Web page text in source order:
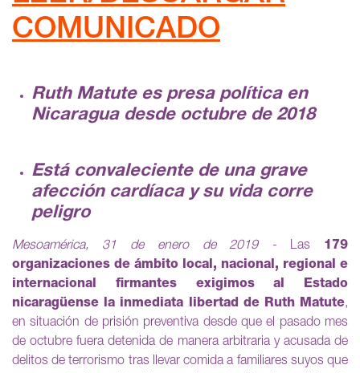
COMUNICADO
Ruth Matute es presa política en
Nicaragua desde octubre de 2018
Está convaleciente de una grave
afección cardíaca y su vida corre
peligro
Mesoamérica, 31 de enero de 2019 - Las 179
organizaciones de ámbito local, nacional, regional e
internacional firmantes exigimos al Estado
nicaragüense la inmediata libertad de Ruth Matute,
en situación de prisión preventiva desde que el pasado mes
de octubre fuera detenida de manera arbitraria y acusada de
delitos de terrorismo tras llevar comida a familiares suyos que